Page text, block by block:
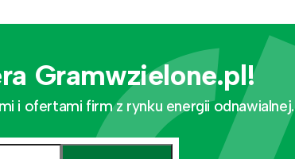
Gramwzielone.pl!
i ofertami firm z rynku energii odnawialnej.